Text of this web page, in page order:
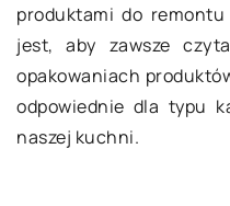
produktami do
jest, aby zawsze
opakowaniach
odpowiednie dla typu
naszej kuchni.